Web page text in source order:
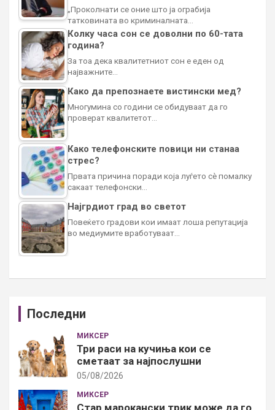
„Проколнати се оние што ја ограбија
татковината во криминалната…
Колку часа сон се доволни по 60-тата
година?
За тоа дека квалитетниот сон е еден од
најважните…
Како да препознаете вистински мед?
Многумина со години се обидуваат да го
проверат квалитетот…
Како телефонските повици ни станаа
стрес?
Првата причина поради која луѓето сè помалку
сакаат телефонски…
Најгрдиот град во светот
Повеќето градови кои имаат лоша репутација
во медиумите вработуваат…
Последни
МИКСЕР
Три раси на кучиња кои се
сметаат за најпослушни
05/08/2026
МИКСЕР
Стар марокански трик може да го